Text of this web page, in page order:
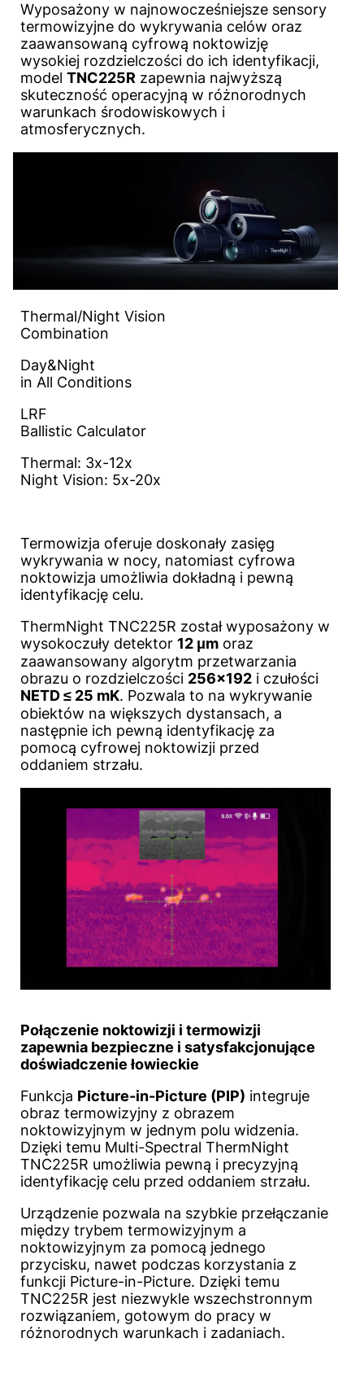
Wyposażony w najnowocześniejsze sensory
termowizyjne do wykrywania celów oraz
zaawansowaną cyfrową noktowizję
wysokiej rozdzielczości do ich identyfikacji,
model TNC225R zapewnia najwyższą
skuteczność operacyjną w różnorodnych
warunkach środowiskowych i
atmosferycznych.
Thermal/Night Vision
Combination
Day&Night
in All Conditions
LRF
Ballistic Calculator
Thermal: 3x-12x
Night Vision: 5x-20x
Termowizja oferuje doskonały zasięg
wykrywania w nocy, natomiast cyfrowa
noktowizja umożliwia dokładną i pewną
identyfikację celu.
ThermNight TNC225R został wyposażony w
wysokoczuły detektor 12 μm oraz
zaawansowany algorytm przetwarzania
obrazu o rozdzielczości 256×192 i czułości
NETD ≤ 25 mK. Pozwala to na wykrywanie
obiektów na większych dystansach, a
następnie ich pewną identyfikację za
pomocą cyfrowej noktowizji przed
oddaniem strzału.
Połączenie noktowizji i termowizji
zapewnia bezpieczne i satysfakcjonujące
doświadczenie łowieckie
Funkcja Picture-in-Picture (PIP) integruje
obraz termowizyjny z obrazem
noktowizyjnym w jednym polu widzenia.
Dzięki temu Multi-Spectral ThermNight
TNC225R umożliwia pewną i precyzyjną
identyfikację celu przed oddaniem strzału.
Urządzenie pozwala na szybkie przełączanie
między trybem termowizyjnym a
noktowizyjnym za pomocą jednego
przycisku, nawet podczas korzystania z
funkcji Picture-in-Picture. Dzięki temu
TNC225R jest niezwykle wszechstronnym
rozwiązaniem, gotowym do pracy w
różnorodnych warunkach i zadaniach.